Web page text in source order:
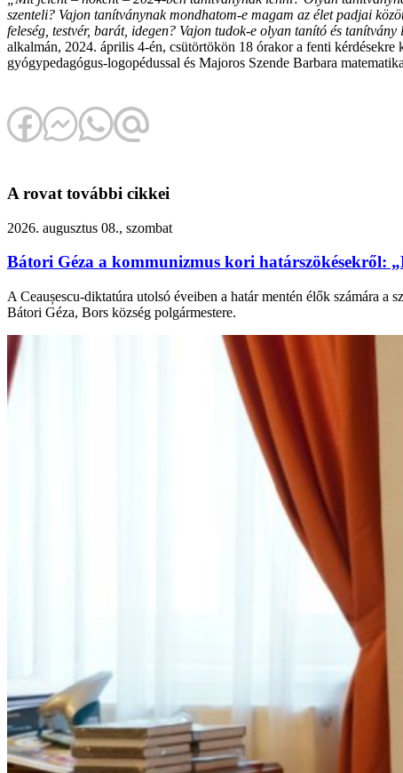
szenteli? Vajon tanítványnak mondhatom-e magam az élet padjai
feleség, testvér, barát, idegen? Vajon tudok-e olyan tanító és
alkalmán, 2024. április 4-én, csütörtökön 18 órakor a fenti kérdésekre
gyógypedagógus-logopédussal és Majoros Szende Barbara
A rovat további cikkei
2026. augusztus 08., szombat
Bátori Géza a kommunizmus kori határszökésekről:
A Ceaușescu-diktatúra utolsó éveiben a határ mentén élők számára
Bátori Géza, Bors község polgármestere.